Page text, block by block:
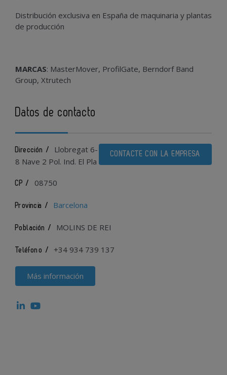
Distribución exclusiva en España de maquinaria y plantas
de producción
MARCAS: MasterMover, ProfilGate, Berndorf Band
Group, Xtrutech
Datos de contacto
CONTACTE CON LA EMPRESA
Dirección /
Llobregat 6-
8 Nave 2 Pol. Ind. El Pla
CP / 08750
Provincia / Barcelona
Población / MOLINS DE REI
Teléfono / +34 934 739 137
Más información